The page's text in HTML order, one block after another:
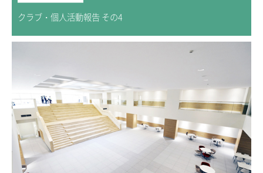
クラブ・個人活動報告 その4